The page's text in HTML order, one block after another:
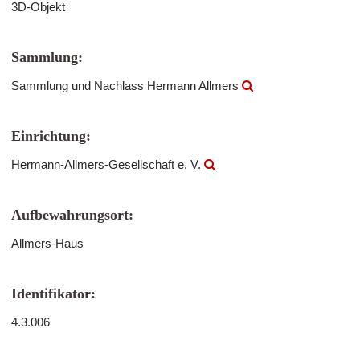
3D-Objekt
Sammlung:
Sammlung und Nachlass Hermann Allmers
Einrichtung:
Hermann-Allmers-Gesellschaft e. V.
Aufbewahrungsort:
Allmers-Haus
Identifikator:
4.3.006